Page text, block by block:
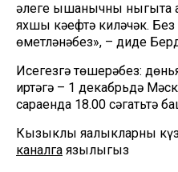
әлеге ышанычны ныгыта
яхшы кәефтә киләчәк.
өметләнәбез», – диде
Исегезгә төшерәбез:
иртәгә – 1 декабрьдә
сараенда 18.00 сәгатьтә
Кызыклы яңалыкларны
каналга язылыгыз